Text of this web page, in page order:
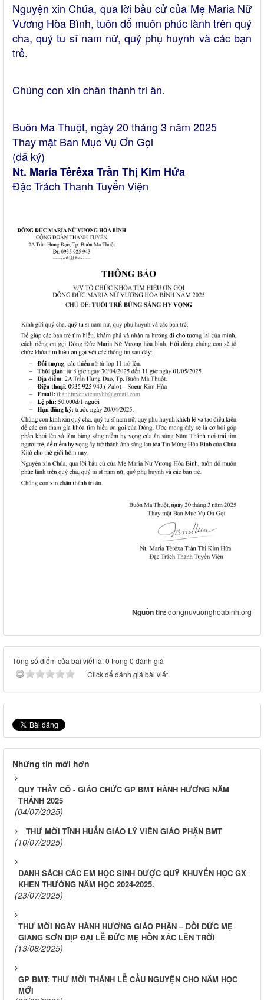
Nguyện xin Chúa, qua lời bầu cử của Mẹ Maria Nữ
Vương Hòa Bình, tuôn đổ muôn phúc lành trên quý
cha, quý tu sĩ nam nữ, quý phụ huynh và các bạn
trẻ.
Chúng con xin chân thành tri ân.
Buôn Ma Thuột, ngày 20 tháng 3 năm 2025
Thay mặt Ban Mục Vụ Ơn Gọi
(đã ký)
Nt. Maria Têrêxa Trần Thị Kim Hứa
Đặc Trách Thanh Tuyển Viện
Nguồn tin: dongnuvuonghoabinh.org
Tổng số điểm của bài viết là: 0 trong 0 đánh giá
Click để đánh giá bài viết
Những tin mới hơn
QUY THẦY CÔ - GIÁO CHỨC GP BMT HÀNH HƯƠNG NĂM
THÁNH 2025
(04/07/2025)
THƯ MỜI TĨNH HUẤN GIÁO LÝ VIÊN GIÁO PHẬN BMT
(10/07/2025)
DANH SÁCH CÁC EM HỌC SINH ĐƯỢC QUỸ KHUYẾN HỌC GX
KHEN THƯỞNG NĂM HỌC 2024-2025.
(23/07/2025)
THƯ MỜI NGÀY HÀNH HƯƠNG GIÁO PHẬN – ĐỒI ĐỨC MẸ
GIANG SƠN DỊP ĐẠI LỄ ĐỨC MẸ HỒN XÁC LÊN TRỜI
(13/08/2025)
GP BMT: THƯ MỜI THÁNH LỄ CẦU NGUYỆN CHO NĂM HỌC
MỚI